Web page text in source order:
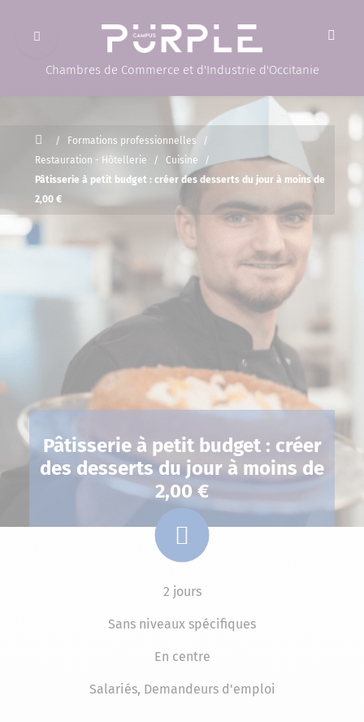
Ouvrir le menu
Chambres de Commerce et d'Industrie d'Occitanie
Accueil
/ Formations professionnelles
/
Restauration - Hôtellerie
/ Cuisine
/
Pâtisserie à petit budget : créer des desserts du jour à moins de
2,00 €
Pâtisserie à petit budget : créer
des desserts du jour à moins de
2,00 €
2 jours
Sans niveaux spécifiques
En centre
Salariés, Demandeurs d'emploi